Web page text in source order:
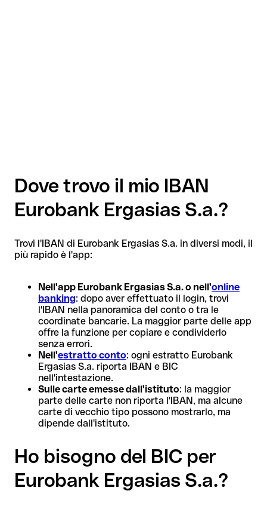
Dove trovo il mio IBAN
Eurobank Ergasias S.a.?
Trovi l'IBAN di Eurobank Ergasias S.a. in diversi modi, il
più rapido è l'app:
Nell'app Eurobank Ergasias S.a. o nell'online
banking: dopo aver effettuato il login, trovi
l'IBAN nella panoramica del conto o tra le
coordinate bancarie. La maggior parte delle app
offre la funzione per copiare e condividerlo
senza errori.
Nell'estratto conto: ogni estratto Eurobank
Ergasias S.a. riporta IBAN e BIC
nell'intestazione.
Sulle carte emesse dall'istituto: la maggior
parte delle carte non riporta l'IBAN, ma alcune
carte di vecchio tipo possono mostrarlo, ma
dipende dall'istituto.
Ho bisogno del BIC per
Eurobank Ergasias S.a.?